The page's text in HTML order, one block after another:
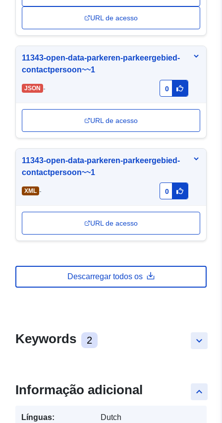
URL de acesso
11343-open-data-parkeren-parkeergebied-
contactpersoon~~1
JSON - 0
URL de acesso
11343-open-data-parkeren-parkeergebied-
contactpersoon~~1
XML - 0
URL de acesso
Descarregar todos os
keyboard_arrow_down
Keywords 2
keyboard_arrow_up
Informação adicional
Línguas: Dutch